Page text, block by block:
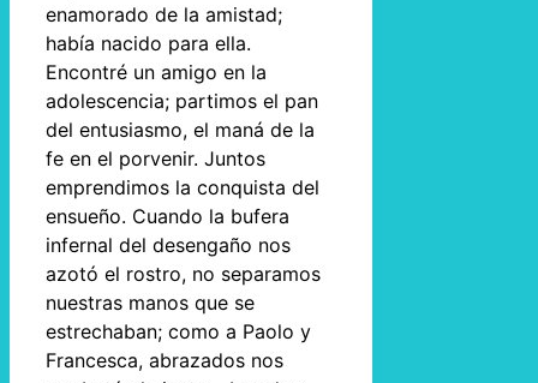
enamorado de la amistad;
había nacido para ella.
Encontré un amigo en la
adolescencia; partimos el pan
del entusiasmo, el maná de la
fe en el porvenir. Juntos
emprendimos la conquista del
ensueño. Cuando la bufera
infernal del desengaño nos
azotó el rostro, no separamos
nuestras manos que se
estrechaban; como a Paolo y
Francesca, abrazados nos